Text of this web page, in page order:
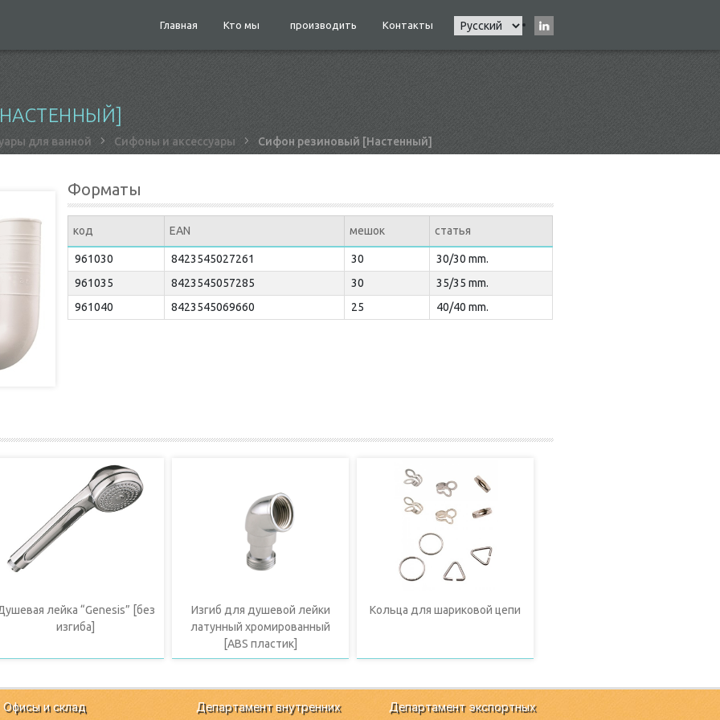
Main
navigation
Главная Кто мы производить Контакты
Select
your
language
для ванной Сифоны и аксессуары Сифон резиновый [Настенный]
Форматы
код EAN мешок статья
961030 8423545027261 30
30/30 mm.
961035
8423545057285 30
35/35 mm.
961040
8423545069660 25 40/40 mm.
лейка “Genesis” [без
изгиба]
Изгиб для душевой лейки
латунный хромированный
[ABS пластик]
Кольца для шариковой цепи
Офисы и склад
Департамент внутренних
Департамент экспортных